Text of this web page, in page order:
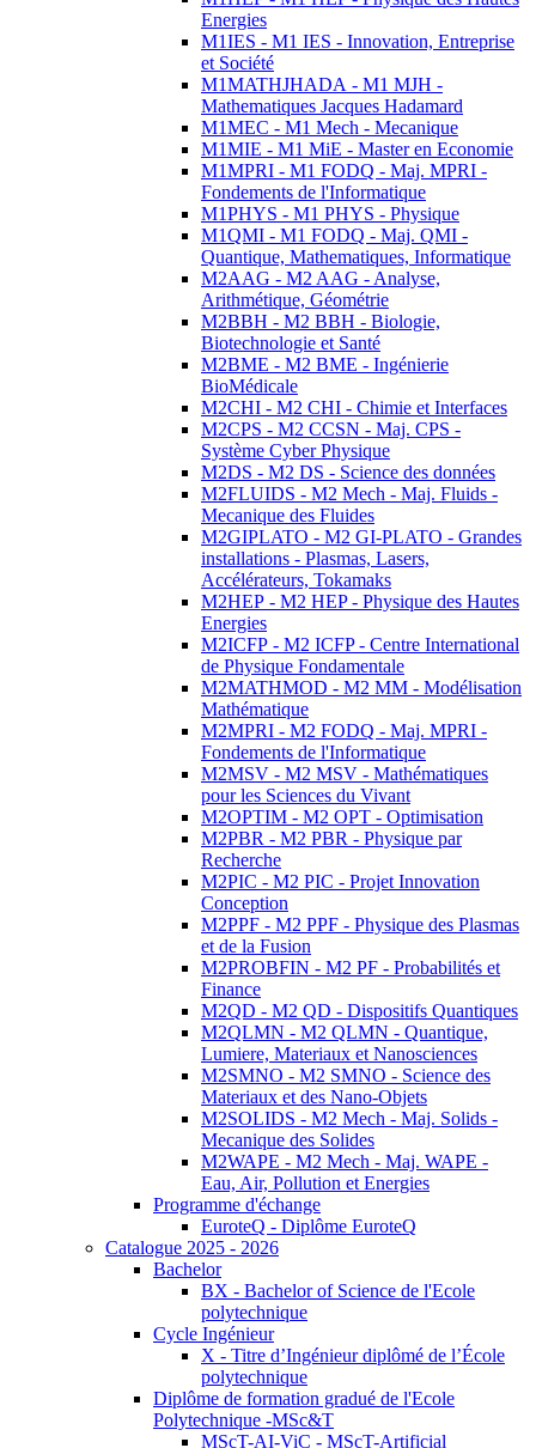
Energies
M1IES - M1 IES - Innovation, Entreprise
et Société
M1MATHJHADA - M1 MJH -
Mathematiques Jacques Hadamard
M1MEC - M1 Mech - Mecanique
M1MIE - M1 MiE - Master en Economie
M1MPRI - M1 FODQ - Maj. MPRI -
Fondements de l'Informatique
M1PHYS - M1 PHYS - Physique
M1QMI - M1 FODQ - Maj. QMI -
Quantique, Mathematiques, Informatique
M2AAG - M2 AAG - Analyse,
Arithmétique, Géométrie
M2BBH - M2 BBH - Biologie,
Biotechnologie et Santé
M2BME - M2 BME - Ingénierie
BioMédicale
M2CHI - M2 CHI - Chimie et Interfaces
M2CPS - M2 CCSN - Maj. CPS -
Système Cyber Physique
M2DS - M2 DS - Science des données
M2FLUIDS - M2 Mech - Maj. Fluids -
Mecanique des Fluides
M2GIPLATO - M2 GI-PLATO - Grandes
installations - Plasmas, Lasers,
Accélérateurs, Tokamaks
M2HEP - M2 HEP - Physique des Hautes
Energies
M2ICFP - M2 ICFP - Centre International
de Physique Fondamentale
M2MATHMOD - M2 MM - Modélisation
Mathématique
M2MPRI - M2 FODQ - Maj. MPRI -
Fondements de l'Informatique
M2MSV - M2 MSV - Mathématiques
pour les Sciences du Vivant
M2OPTIM - M2 OPT - Optimisation
M2PBR - M2 PBR - Physique par
Recherche
M2PIC - M2 PIC - Projet Innovation
Conception
M2PPF - M2 PPF - Physique des Plasmas
et de la Fusion
M2PROBFIN - M2 PF - Probabilités et
Finance
M2QD - M2 QD - Dispositifs Quantiques
M2QLMN - M2 QLMN - Quantique,
Lumiere, Materiaux et Nanosciences
M2SMNO - M2 SMNO - Science des
Materiaux et des Nano-Objets
M2SOLIDS - M2 Mech - Maj. Solids -
Mecanique des Solides
M2WAPE - M2 Mech - Maj. WAPE -
Eau, Air, Pollution et Energies
Programme d'échange
EuroteQ - Diplôme EuroteQ
Catalogue 2025 - 2026
Bachelor
BX - Bachelor of Science de l'Ecole
polytechnique
Cycle Ingénieur
X - Titre d’Ingénieur diplômé de l’École
polytechnique
Diplôme de formation gradué de l'Ecole
Polytechnique -MSc&T
MScT-AI-ViC - MScT-Artificial